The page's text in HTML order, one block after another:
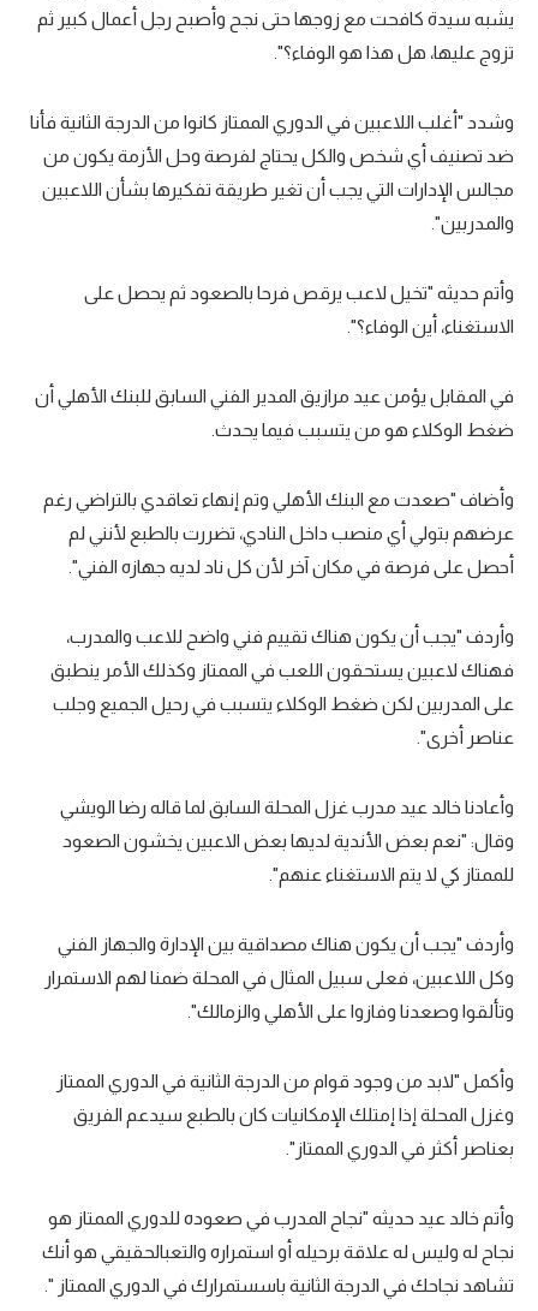
يشبه سيدة كافحت مع زوجها حتى نجح وأصبح رجل أعمال كبير ثم
تزوج عليها، هل هذا هو الوفاء؟".
وشدد "أغلب اللاعبين في الدوري الممتاز كانوا من الدرجة الثانية فأنا
ضد تصنيف أي شخص والكل يحتاج لفرصة وحل الأزمة يكون من
مجالس الإدارات التي يجب أن تغير طريقة تفكيرها بشأن اللاعبين
والمدربين".
وأتم حديثه "تخيل لاعب يرقص فرحا بالصعود ثم يحصل على
الاستغناء، أين الوفاء؟".
في المقابل يؤمن عيد مرازيق المدير الفني السابق للبنك الأهلي أن
ضغط الوكلاء هو من يتسبب فيما يحدث.
وأضاف "صعدت مع البنك الأهلي وتم إنهاء تعاقدي بالتراضي رغم
عرضهم بتولي أي منصب داخل النادي، تضررت بالطبع لأنني لم
أحصل على فرصة في مكان آخر لأن كل ناد لديه جهازه الفني".
وأردف "يجب أن يكون هناك تقييم فني واضح للاعب والمدرب،
فهناك لاعبين يستحقون اللعب في الممتاز وكذلك الأمر ينطبق
على المدربين لكن ضغط الوكلاء يتسبب في رحيل الجميع وجلب
عناصر أخرى".
وأعادنا خالد عيد مدرب غزل المحلة السابق لما قاله رضا الويشي
وقال: "نعم بعض الأندية لديها بعض الاعبين يخشون الصعود
للممتاز كي لا يتم الاستغناء عنهم".
وأردف "يجب أن يكون هناك مصداقية بين الإدارة والجهاز الفني
وكل اللاعبين، فعلى سبيل المثال في المحلة ضمنا لهم الاستمرار
وتألقوا وصعدنا وفازوا على الأهلي والزمالك".
وأكمل "لابد من وجود قوام من الدرجة الثانية في الدوري الممتاز
وغزل المحلة إذا إمتلك الإمكانيات كان بالطبع سيدعم الفريق
بعناصر أكثر في الدوري الممتاز".
وأتم خالد عيد حديثه "نجاح المدرب في صعوده للدوري الممتاز هو
نجاح له وليس له علاقة برحيله أو استمراره والتعبالحقيقي هو أنك
تشاهد نجاحك في الدرجة الثانية باسستمرارك في الدوري الممتاز ".